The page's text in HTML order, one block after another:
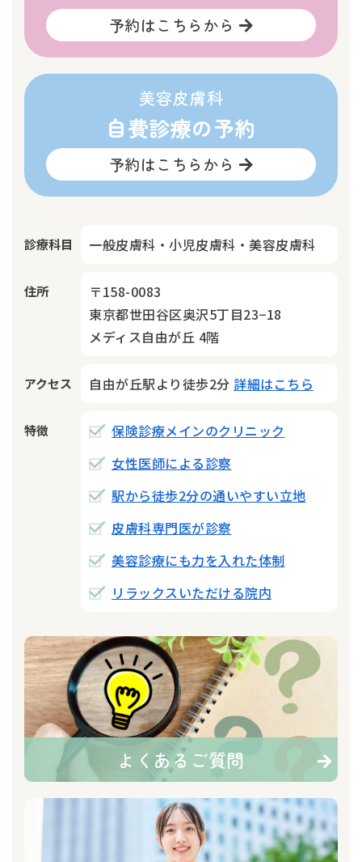
予約はこちらから
美容皮膚科
自費診療の予約
予約はこちらから
診療科目 一般皮膚科・小児皮膚科・美容皮膚科
住所
〒158-0083
東京都世田谷区奥沢5丁目23−18
メディス自由が丘 4階
アクセス 自由が丘駅より徒歩2分 詳細はこちら
特徴
保険診療メインのクリニック
女性医師による診察
駅から徒歩2分の通いやすい立地
皮膚科専門医が診察
美容診療にも力を入れた体制
リラックスいただける院内
よくあるご質問